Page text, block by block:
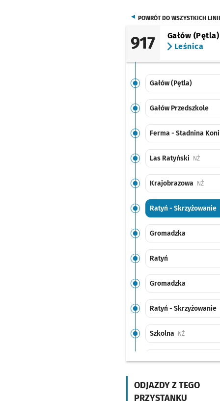
POWRÓT DO WSZYSTKICH LINII
917
Gałów (Pętla)
Leśnica
Gałów (Pętla)
Gałów Przedszkole
Ferma - Stadnina Koni
Las Ratyński NŻ
Krajobrazowa NŻ
Ratyń - Skrzyżowanie
Gromadzka
Ratyń
Gromadzka
Ratyń - Skrzyżowanie
Szkolna NŻPrzystanek
Miodowa (Osiedle)
ODJAZDY Z TEGO
PRZYSTANKU